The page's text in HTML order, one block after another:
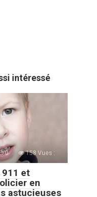
intéressé
0 158 Vues :
911 et
en
astucieuses